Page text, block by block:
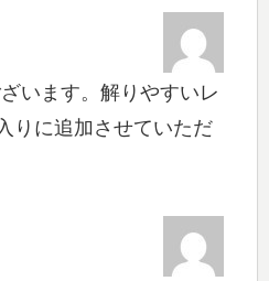
います。解りやすいレ
りに追加させていただ